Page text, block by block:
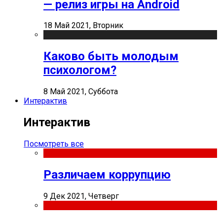
— релиз игры на Android
18 Май 2021, Вторник
Каково быть молодым
психологом?
8 Май 2021, Суббота
Интерактив
Интерактив
Посмотреть все
Различаем коррупцию
9 Дек 2021, Четверг